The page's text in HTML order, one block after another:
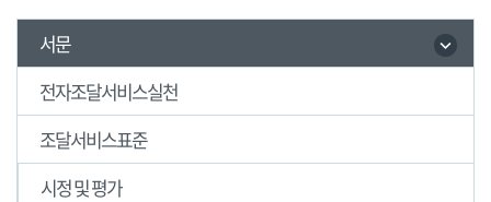
서문
전자조달서비스실천
조달서비스표준
시정 및 평가